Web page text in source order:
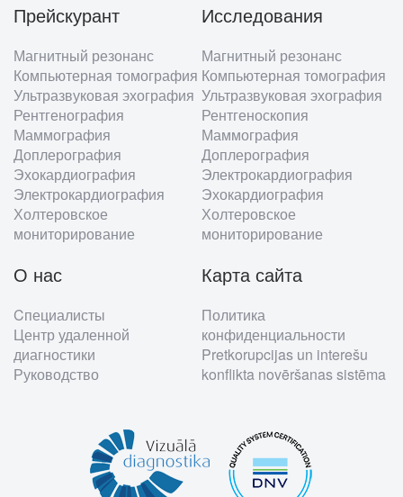
Footer
menu
Прейскурант
Магнитный резонанс
Компьютерная томография
Ультразвуковая эхография
Рентгенография
Маммография
Доплерография
Эхокардиография
Электрокардиография
Холтеровское
мониторирование
Исследования
Магнитный резонанс
Компьютерная томография
Ультразвуковая эхография
Рентгеноскопия
Маммография
Доплерография
Электрокардиография
Эхокардиография
Холтеровское
мониторирование
О нас
Cпециалисты
Центр удаленной
диагностики
Руководство
Карта сайта
Политика
конфиденциальности
Pretkorupcijas un interešu
konflikta novēršanas sistēma